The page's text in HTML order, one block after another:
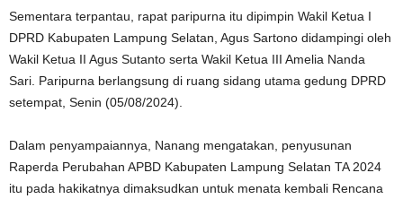
Sementara terpantau, rapat paripurna itu dipimpin Wakil Ketua I
DPRD Kabupaten Lampung Selatan, Agus Sartono didampingi oleh
Wakil Ketua II Agus Sutanto serta Wakil Ketua III Amelia Nanda
Sari. Paripurna berlangsung di ruang sidang utama gedung DPRD
setempat, Senin (05/08/2024).
Dalam penyampaiannya, Nanang mengatakan, penyusunan
Raperda Perubahan APBD Kabupaten Lampung Selatan TA 2024
itu pada hakikatnya dimaksudkan untuk menata kembali Rencana